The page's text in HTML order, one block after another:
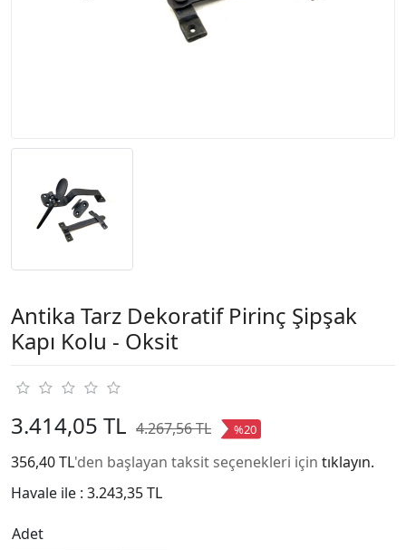
Antika Tarz Dekoratif Pirinç Şipşak
Kapı Kolu - Oksit
3.414,05 TL 4.267,56 TL %20
356,40 TL'den başlayan taksit seçenekleri için tıklayın.
Havale ile : 3.243,35 TL
Adet